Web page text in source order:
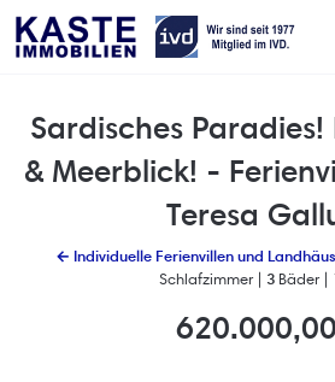
Sardisches
& Meerblick! -
Teresa
← Individuelle Ferienvillen und
Schlafzimmer | 3 Bäder |